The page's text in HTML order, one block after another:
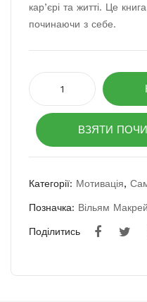
кар’єрі та житті. Це
починаючи з себе.
ліжко.
Дрібниці,
які
можуть
ваше
можливо,
ВЗЯТИ
Категорії: Мотивація,
Позначка: Вільям
Поділитись